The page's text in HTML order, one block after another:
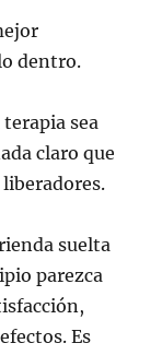
dentro.
terapia sea
claro que
suelta
parezca
Es